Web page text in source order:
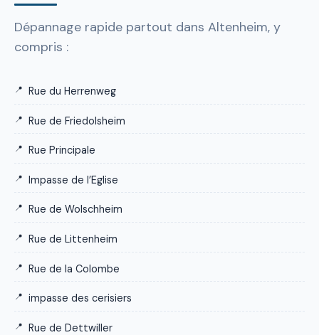
Dépannage rapide partout dans Altenheim, y
compris :
Rue du Herrenweg
Rue de Friedolsheim
Rue Principale
Impasse de l’Eglise
Rue de Wolschheim
Rue de Littenheim
Rue de la Colombe
impasse des cerisiers
Rue de Dettwiller